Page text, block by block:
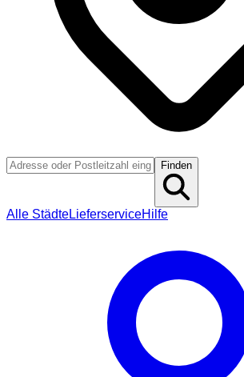
Finden
Alle StädteLieferserviceHilfe